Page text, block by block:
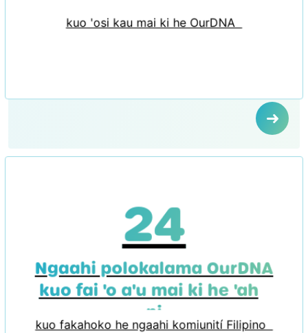
kuo 'osi kau mai ki he OurDNA
24
Ngaahi polokalama OurDNA
kuo fai 'o a'u mai ki he 'aho
ni
kuo fakahoko he ngaahi komiunití Filipino